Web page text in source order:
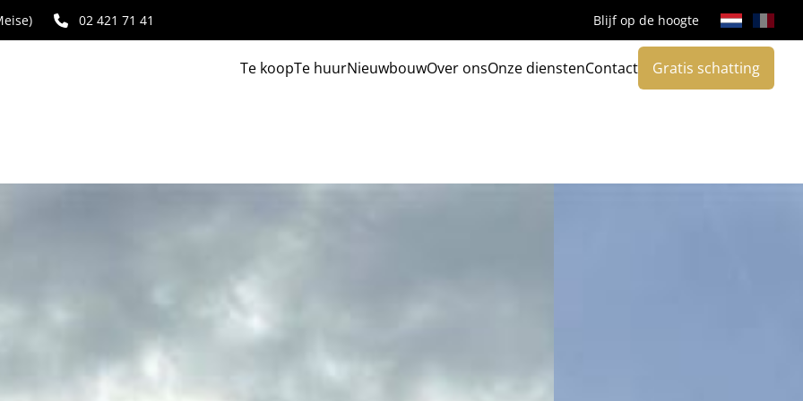
02 421 71 41 Blijf op de hoogte
Te koopTe huurNieuwbouwOver onsOnze dienstenContact Gratis schatting